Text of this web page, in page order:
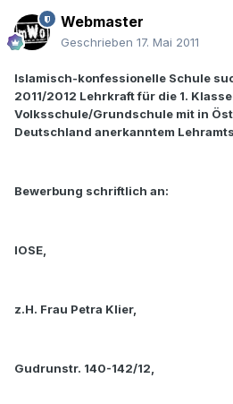
Webmaster
Geschrieben 17. Mai 2011
Islamisch-konfessionelle Schule
2011/2012 Lehrkraft für die 1. Klasse
Volksschule/Grundschule mit in
Deutschland anerkanntem
Bewerbung schriftlich an:
IOSE,
z.H. Frau Petra Klier,
Gudrunstr. 140-142/12,